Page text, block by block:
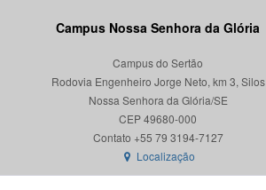
Campus Nossa Senhora da Glória
Campus do Sertão
Rodovia Engenheiro Jorge Neto, km 3, Silos
Nossa Senhora da Glória/SE
CEP 49680-000
Contato +55 79 3194-7127
Localização